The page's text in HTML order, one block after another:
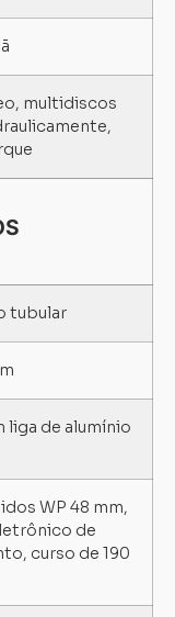
multidiscos
tubular
liga de alumínio
WP 48 mm,
de
curso de 190